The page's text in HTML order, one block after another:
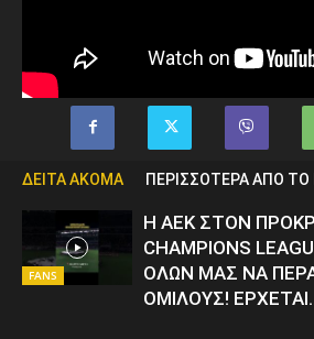
ΔΕΙΤΑ ΑΚΟΜΑ ΠΕΡΙΣΣΟΤΕΡΑ ΑΠΟ ΤΟ
FANS
Η ΑΕΚ ΣΤΟΝ
CHAMPIONS
ΟΛΩΝ ΜΑΣ ΝΑ
ΟΜΙΛΟΥΣ!